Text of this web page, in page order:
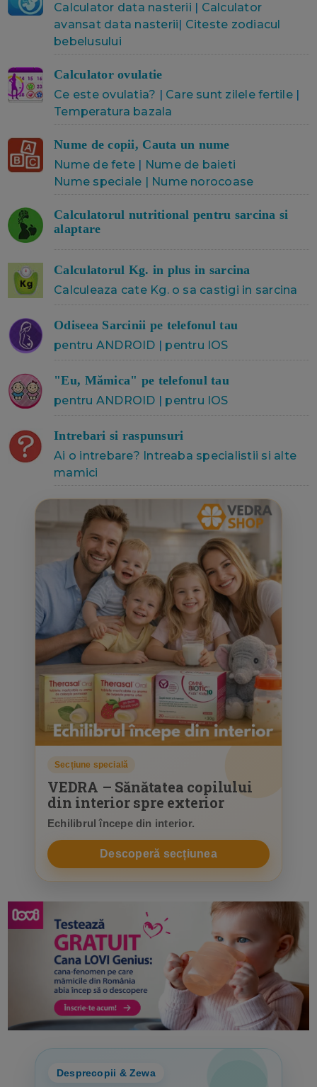
Calculator data nasterii | Calculator
avansat data nasterii| Citeste zodiacul
bebelusului
Calculator ovulatie
Ce este ovulatia? | Care sunt zilele fertile|
Temperatura bazala
Nume de copii, Cauta un nume
Nume de fete | Nume de baieti
Nume speciale | Nume norocoase
Calculatorul nutritional pentru sarcina si
alaptare
Calculatorul Kg. in plus in sarcina
Calculeaza cate Kg. o sa castigi in sarcina
Odiseea Sarcinii pe telefonul tau
pentru ANDROID | pentru IOS
"Eu, Mămica" pe telefonul tau
pentru ANDROID | pentru IOS
Intrebari si raspunsuri
Ai o intrebare? Intreaba specialistii si alte
mamici
Secțiune specială
VEDRA – Sănătatea copilului
din interior spre exterior
Echilibrul începe din interior.
Descoperă secțiunea
Desprecopii & Zewa